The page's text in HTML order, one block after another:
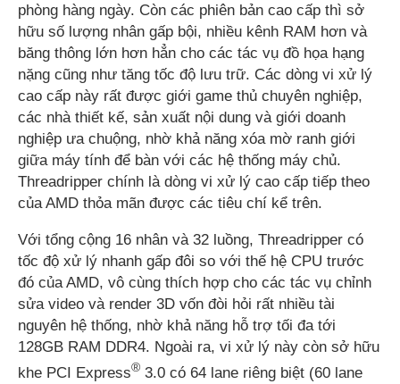
phòng hàng ngày. Còn các phiên bản cao cấp thì sở
hữu số lượng nhân gấp bội, nhiều kênh RAM hơn và
băng thông lớn hơn hẳn cho các tác vụ đồ họa hạng
nặng cũng như tăng tốc độ lưu trữ. Các dòng vi xử lý
cao cấp này rất được giới game thủ chuyên nghiệp,
các nhà thiết kế, sản xuất nội dung và giới doanh
nghiệp ưa chuộng, nhờ khả năng xóa mờ ranh giới
giữa máy tính để bàn với các hệ thống máy chủ.
Threadripper chính là dòng vi xử lý cao cấp tiếp theo
của AMD thỏa mãn được các tiêu chí kể trên.
Với tổng cộng 16 nhân và 32 luồng, Threadripper có
tốc độ xử lý nhanh gấp đôi so với thế hệ CPU trước
đó của AMD, vô cùng thích hợp cho các tác vụ chỉnh
sửa video và render 3D vốn đòi hỏi rất nhiều tài
nguyên hệ thống, nhờ khả năng hỗ trợ tối đa tới
128GB RAM DDR4. Ngoài ra, vi xử lý này còn sở hữu
khe PCI Express® 3.0 có 64 lane riêng biệt (60 lane